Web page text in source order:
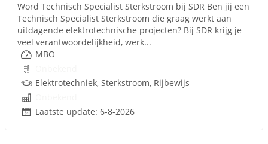
Word Technisch Specialist Sterkstroom bij SDR Ben jij een
Technisch Specialist Sterkstroom die graag werkt aan
uitdagende elektrotechnische projecten? Bij SDR krijg je
veel verantwoordelijkheid, werk...
MBO
Elektrotechniek, Sterkstroom, Rijbewijs
Laatste update: 6-8-2026